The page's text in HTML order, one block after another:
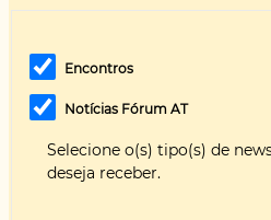
Encontros
Notícias Fórum AT
Selecione o(s) tipo(s) de
deseja receber.